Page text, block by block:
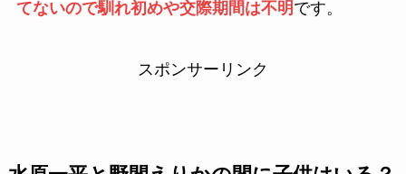
てないので馴れ初めや交際期間は不明 です。
スポンサーリンク